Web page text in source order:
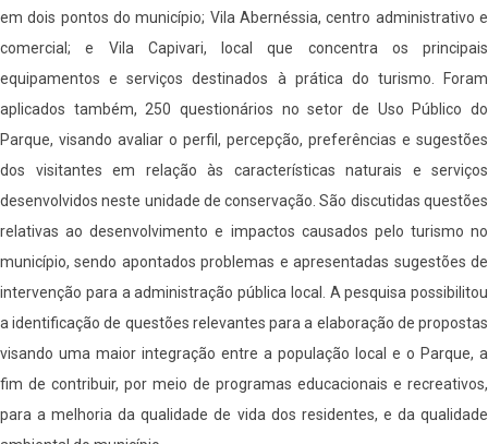
em dois pontos do município; Vila Abernéssia, centro administrativo e
comercial; e Vila Capivari, local que concentra os principais
equipamentos e serviços destinados à prática do turismo. Foram
aplicados também, 250 questionários no setor de Uso Público do
Parque, visando avaliar o perfil, percepção, preferências e sugestões
dos visitantes em relação às características naturais e serviços
desenvolvidos neste unidade de conservação. São discutidas questões
relativas ao desenvolvimento e impactos causados pelo turismo no
município, sendo apontados problemas e apresentadas sugestões de
intervenção para a administração pública local. A pesquisa possibilitou
a identificação de questões relevantes para a elaboração de propostas
visando uma maior integração entre a população local e o Parque, a
fim de contribuir, por meio de programas educacionais e recreativos,
para a melhoria da qualidade de vida dos residentes, e da qualidade